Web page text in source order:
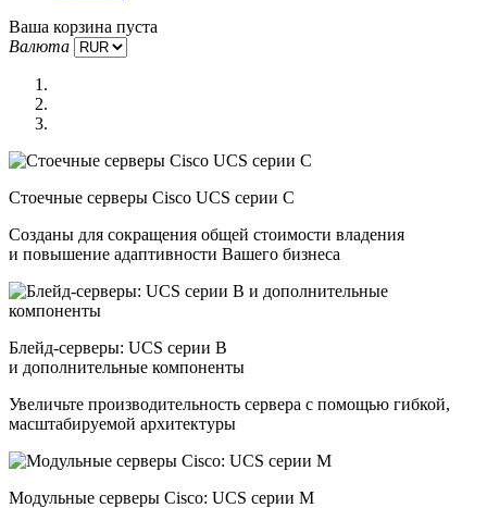
Ваша корзина пуста
Валюта
Стоечные серверы Cisco UCS серии C
Созданы для сокращения общей стоимости владения
и повышение адаптивности Вашего бизнеса
Блейд-серверы: UCS серии B
и дополнительные компоненты
Увеличьте производительность сервера с помощью гибкой,
масштабируемой архитектуры
Модульные серверы Cisco: UCS серии M